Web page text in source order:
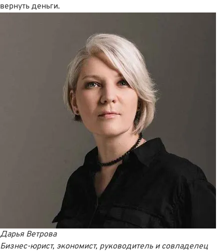
вернуть деньги.
Дарья Ветрова
Бизнес-юрист, экономист, руководитель и совладелец